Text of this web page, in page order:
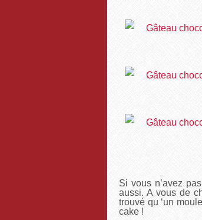
Si vous n’avez
aussi. A vous de
trouvé qu ‘un
cake !